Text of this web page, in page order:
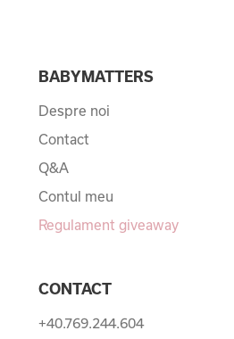
BABYMATTERS
Despre noi
Contact
Q&A
Contul meu
Regulament giveaway
CONTACT
+40.769.244.604